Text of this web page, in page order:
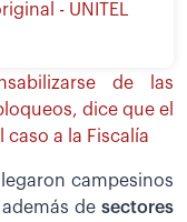
- UNITEL
de las
dice que el
a la Fiscalía
campesinos
de sectores